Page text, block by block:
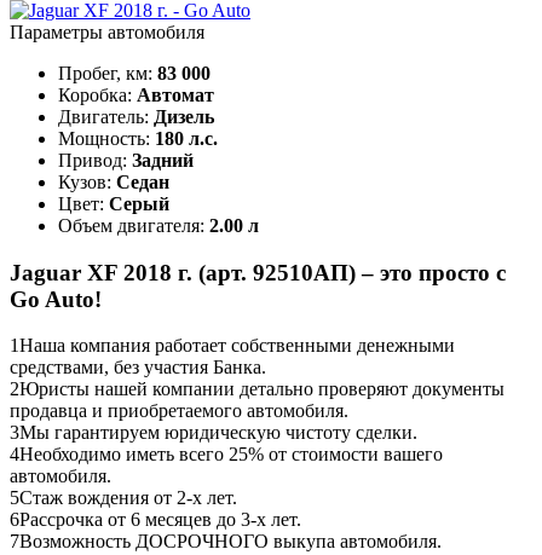
Параметры автомобиля
Пробег, км: 83 000
Коробка: Автомат
Двигатель: Дизель
Мощность: 180 л.с.
Привод: Задний
Кузов: Седан
Цвет: Серый
Объем двигателя: 2.00 л
Jaguar XF 2018 г. (арт. 92510АП) – это просто с
Go Auto!
1Наша компания работает собственными денежными
средствами, без участия Банка.
2Юристы нашей компании детально проверяют документы
продавца и приобретаемого автомобиля.
3Мы гарантируем юридическую чистоту сделки.
4Необходимо иметь всего 25% от стоимости вашего
автомобиля.
5Стаж вождения от 2-х лет.
6Рассрочка от 6 месяцев до 3-х лет.
7Возможность ДОСРОЧНОГО выкупа автомобиля.